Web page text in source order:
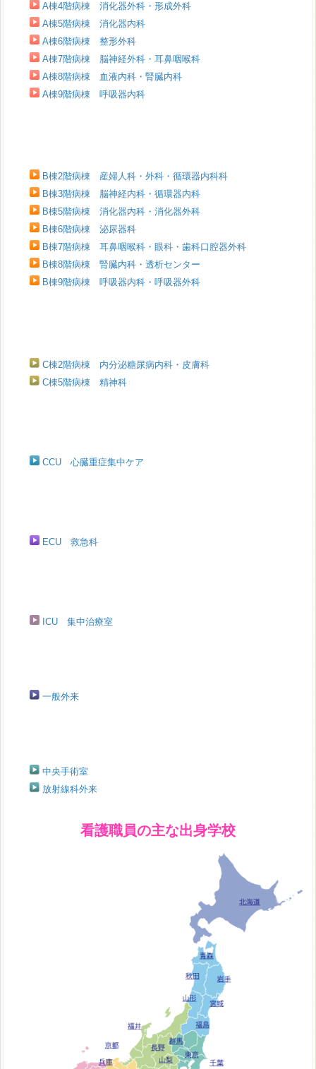
A棟4階病棟 消化器外科・形成外科
A棟5階病棟 消化器内科
A棟6階病棟 整形外科
A棟7階病棟 脳神経外科・耳鼻咽喉科
A棟8階病棟 血液内科・腎臓内科
A棟9階病棟 呼吸器内科
B棟2階病棟 産婦人科・外科・循環器内科科
B棟3階病棟 脳神経内科・循環器内科
B棟5階病棟 消化器内科・消化器外科
B棟6階病棟 泌尿器科
B棟7階病棟 耳鼻咽喉科・眼科・歯科口腔器外科
B棟8階病棟 腎臓内科・透析センター
B棟9階病棟 呼吸器内科・呼吸器外科
C棟2階病棟 内分泌糖尿病内科・皮膚科
C棟5階病棟 精神科
CCU 心臓重症集中ケア
ECU 救急科
ICU 集中治療室
一般外来
中央手術室
放射線科外来
看護職員の主な出身学校